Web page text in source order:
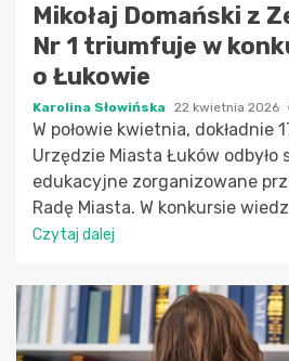
Mikołaj Domański z
Nr 1 triumfuje w
o Łukowie
Karolina Słowińska 22 kwietnia 2026
W połowie kwietnia, dokładnie
Urzędzie Miasta Łuków odbyło
edukacyjne zorganizowane
Radę Miasta. W konkursie
Czytaj dalej